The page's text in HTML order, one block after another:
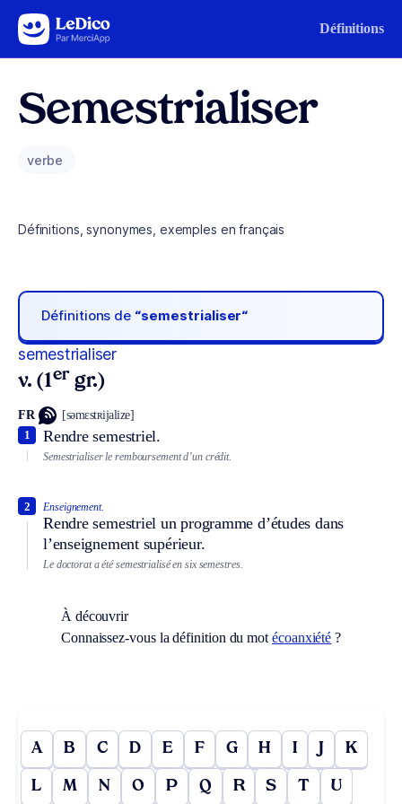
Aller au contenu Définitions
Semestrialiser
verbe
Définitions, synonymes, exemples en français
Définitions de “semestrialiser“
semestrialiser
v. (1er gr.)
FR [səmɛstʀijalize]
Rendre semestriel.
1
Semestrialiser le remboursement d’un crédit.
Enseignement.
Rendre semestriel un programme d’études dans
l’enseignement supérieur.
2
Le doctorat a été semestrialisé en six semestres.
À découvrir
Connaissez-vous la définition du mot écoanxiété ?
A B C D E F G H I J K
L M N O P Q R S T U